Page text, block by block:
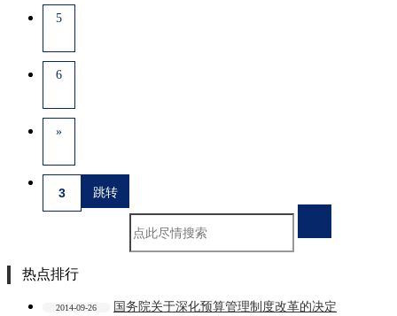
5
6
»
热点排行
2014-09-26 国务院关于深化预算管理制度改革的决定